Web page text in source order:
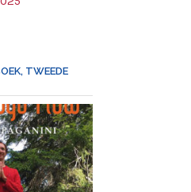
TWEEDE